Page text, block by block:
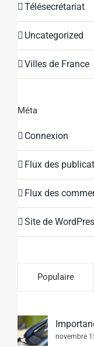
Télésecrétariat
Uncategorized
Villes de France
Méta
Connexion
Flux des
Flux des
Site de
Populaire
novembre